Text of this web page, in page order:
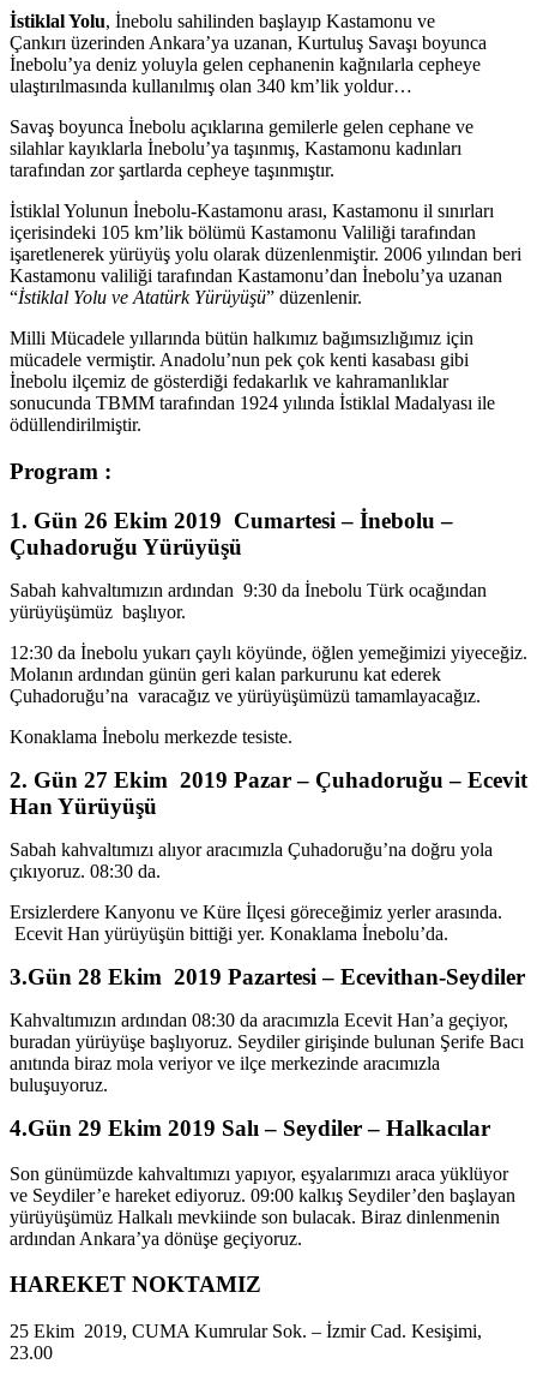
İstiklal Yolu, İnebolu sahilinden başlayıp Kastamonu ve
Çankırı üzerinden Ankara’ya uzanan, Kurtuluş Savaşı boyunca
İnebolu’ya deniz yoluyla gelen cephanenin kağnılarla cepheye
ulaştırılmasında kullanılmış olan 340 km’lik yoldur…
Savaş boyunca İnebolu açıklarına gemilerle gelen cephane ve
silahlar kayıklarla İnebolu’ya taşınmış, Kastamonu kadınları
tarafından zor şartlarda cepheye taşınmıştır.
İstiklal Yolunun İnebolu-Kastamonu arası, Kastamonu il sınırları
içerisindeki 105 km’lik bölümü Kastamonu Valiliği tarafından
işaretlenerek yürüyüş yolu olarak düzenlenmiştir. 2006 yılından beri
Kastamonu valiliği tarafından Kastamonu’dan İnebolu’ya uzanan
“İstiklal Yolu ve Atatürk Yürüyüşü” düzenlenir.
Milli Mücadele yıllarında bütün halkımız bağımsızlığımız için
mücadele vermiştir. Anadolu’nun pek çok kenti kasabası gibi
İnebolu ilçemiz de gösterdiği fedakarlık ve kahramanlıklar
sonucunda TBMM tarafından 1924 yılında İstiklal Madalyası ile
ödüllendirilmiştir.
Program :
1. Gün 26 Ekim 2019 Cumartesi – İnebolu –
Çuhadoruğu Yürüyüşü
Sabah kahvaltımızın ardından 9:30 da İnebolu Türk ocağından
yürüyüşümüz başlıyor.
12:30 da İnebolu yukarı çaylı köyünde, öğlen yemeğimizi yiyeceğiz.
Molanın ardından günün geri kalan parkurunu kat ederek
Çuhadoruğu’na varacağız ve yürüyüşümüzü tamamlayacağız.
Konaklama İnebolu merkezde tesiste.
2. Gün 27 Ekim 2019 Pazar – Çuhadoruğu – Ecevit
Han Yürüyüşü
Sabah kahvaltımızı alıyor aracımızla Çuhadoruğu’na doğru yola
çıkıyoruz. 08:30 da.
Ersizlerdere Kanyonu ve Küre İlçesi göreceğimiz yerler arasında.
Ecevit Han yürüyüşün bittiği yer. Konaklama İnebolu’da.
3.Gün 28 Ekim 2019 Pazartesi – Ecevithan-Seydiler
Kahvaltımızın ardından 08:30 da aracımızla Ecevit Han’a geçiyor,
buradan yürüyüşe başlıyoruz. Seydiler girişinde bulunan Şerife Bacı
anıtında biraz mola veriyor ve ilçe merkezinde aracımızla
buluşuyoruz.
4.Gün 29 Ekim 2019 Salı – Seydiler – Halkacılar
Son günümüzde kahvaltımızı yapıyor, eşyalarımızı araca yüklüyor
ve Seydiler’e hareket ediyoruz. 09:00 kalkış Seydiler’den başlayan
yürüyüşümüz Halkalı mevkiinde son bulacak. Biraz dinlenmenin
ardından Ankara’ya dönüşe geçiyoruz.
HAREKET NOKTAMIZ
25 Ekim 2019, CUMA Kumrular Sok. – İzmir Cad. Kesişimi,
23.00